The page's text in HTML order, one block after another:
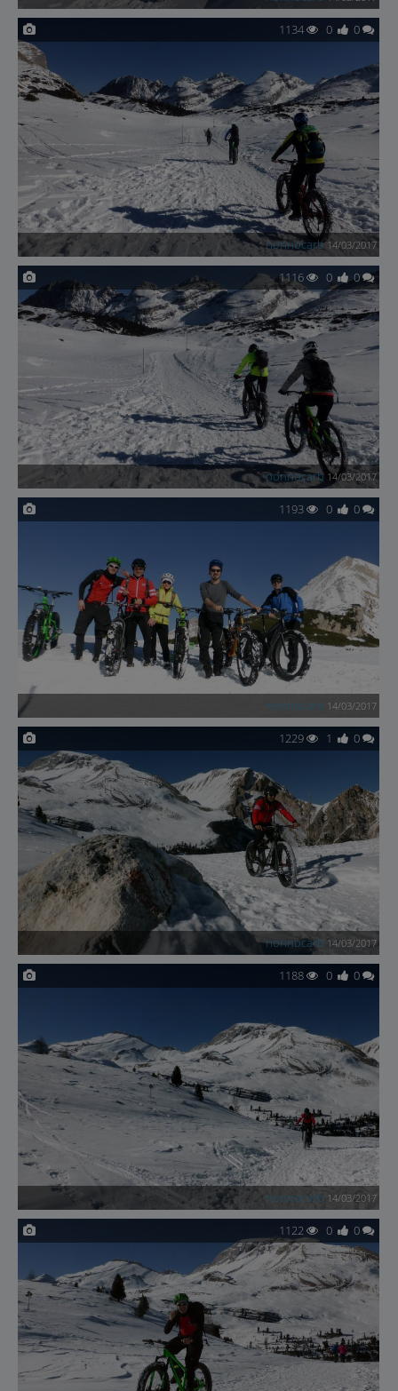
1134 0 0
nonnocarb 14/03/2017
1116 0 0
nonnocarb 14/03/2017
1193 0 0
nonnocarb 14/03/2017
1229 1 0
nonnocarb 14/03/2017
1188 0 0
nonnocarb 14/03/2017
1122 0 0